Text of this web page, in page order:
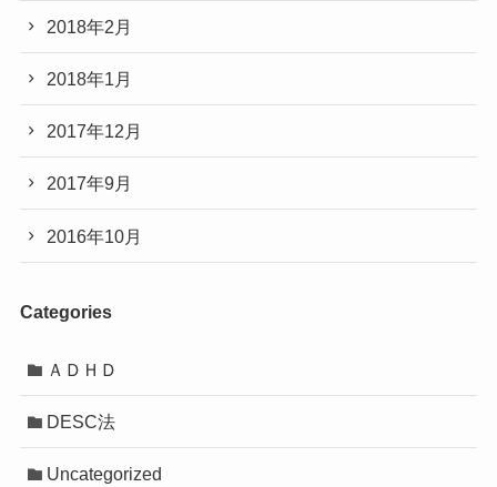
2018年2月
2018年1月
2017年12月
2017年9月
2016年10月
Categories
ＡＤＨＤ
DESC法
Uncategorized